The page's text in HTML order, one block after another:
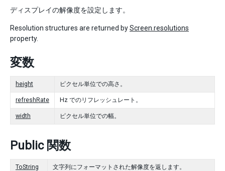
ディスプレイの解像度を設定します。
Resolution structures are returned byScreen.resolutions
property.
変数
height ピクセル単位での高さ。
refreshRate Hz でのリフレッシュレート。
width ピクセル単位での幅。
Public 関数
ToString 文字列にフォーマットされた解像度を返します。